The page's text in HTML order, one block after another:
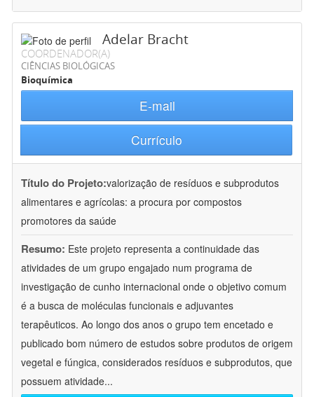
Adelar Bracht
COORDENADOR(A)
CIÊNCIAS BIOLÓGICAS
Bioquímica
E-mail
Currículo
Título do Projeto:valorização de resíduos e subprodutos
alimentares e agrícolas: a procura por compostos
promotores da saúde
Resumo: Este projeto representa a continuidade das
atividades de um grupo engajado num programa de
investigação de cunho internacional onde o objetivo comum
é a busca de moléculas funcionais e adjuvantes
terapêuticos. Ao longo dos anos o grupo tem encetado e
publicado bom número de estudos sobre produtos de origem
vegetal e fúngica, considerados resíduos e subprodutos, que
possuem atividade...